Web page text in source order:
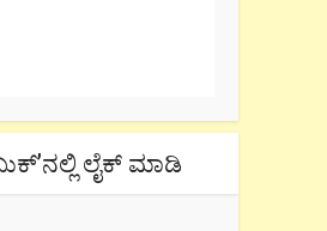
ಲೈಕ್ ಮಾಡಿ